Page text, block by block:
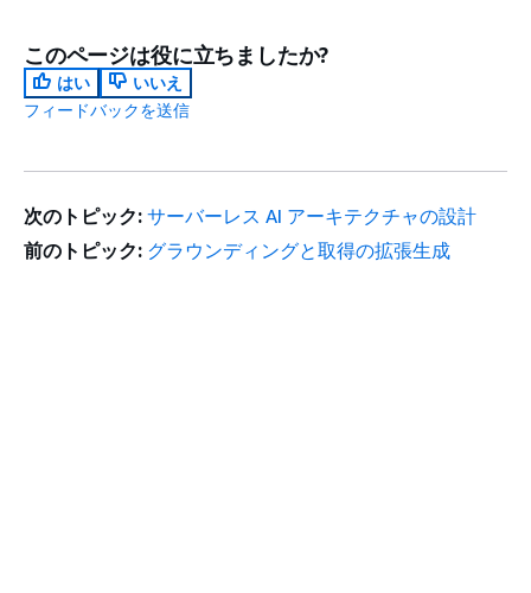
このページは役に立ちましたか?
はい
いいえ
フィードバックを送信
次のトピック: サーバーレス AI アーキテクチャの設計
前のトピック: グラウンディングと取得の拡張生成